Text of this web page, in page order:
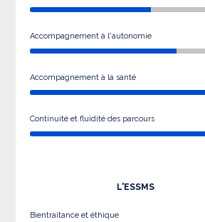
Accompagnement à l'autonomie
Accompagnement à la santé
Continuité et fluidité des parcours
L'ESSMS
Bientraitance et éthique